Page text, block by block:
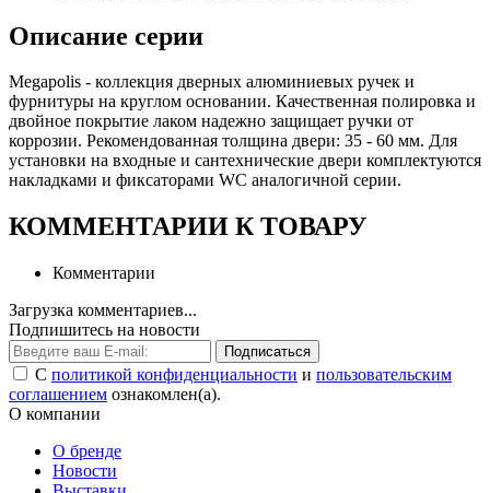
Описание серии
Megapolis - коллекция дверных алюминиевых ручек и
фурнитуры на круглом основании. Качественная полировка и
двойное покрытие лаком надежно защищает ручки от
коррозии. Рекомендованная толщина двери: 35 - 60 мм. Для
установки на входные и сантехнические двери комплектуются
накладками и фиксаторами WC аналогичной серии.
КОММЕНТАРИИ К ТОВАРУ
Комментарии
Загрузка комментариев...
Подпишитесь на новости
Подписаться
С политикой конфиденциальности и пользовательским
соглашением ознакомлен(а).
О компании
О бренде
Новости